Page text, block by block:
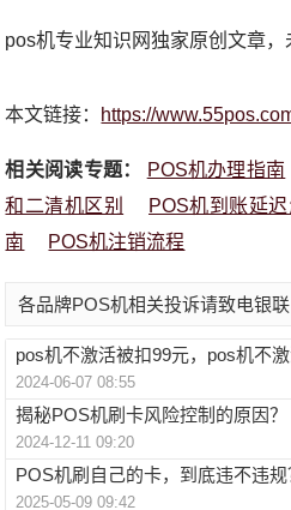
pos机专业知识网独家原创文章，
本文链接： https://
相关阅读专题： POS机办理指南
和二清机区别
POS机到账延
南
POS机注销流程
各品牌POS机相关投诉请致电银
pos机不激活被扣99元，pos机不
2024-06-07 08:55
揭秘POS机刷卡风险控制的原因？
2024-12-11 09:20
POS机刷自己的卡，到底违不违规
2025-05-09 09:42